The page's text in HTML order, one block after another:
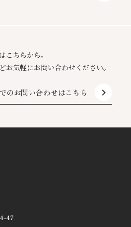
こちらから。
お気軽にお問い合わせください。
のお問い合わせはこちら keyboard_arrow_right
47